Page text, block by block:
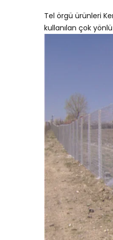
Tel örgü ürünleri
kullanılan çok